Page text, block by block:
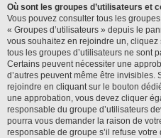
Où sont les groupes d’utilisateurs et
Vous pouvez consulter tous les
« Groupes d’utilisateurs » depuis le
vous souhaitez en rejoindre un,
tous les groupes d’utilisateurs ne sont
Certains peuvent nécessiter une
d’autres peuvent même être
rejoindre en cliquant sur le bouton
une approbation, vous devez cliquer
responsable du groupe d’utilisateurs
pourra vous demander la raison de
responsable de groupe s’il refuse votre